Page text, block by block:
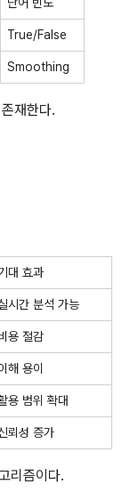
True/False
Smoothing
재한다.
대 효과
시간 분석 가능
용 절감
해 용이
용 범위 확대
뢰성 증가
리즘이다.